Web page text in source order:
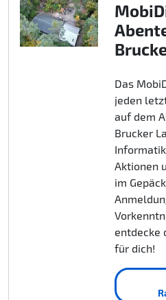
Das
jeden
auf dem
Brucker
Aktionen
im
entdecke
für dich!